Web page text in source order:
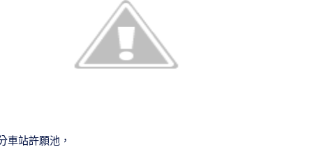
車站許願池，